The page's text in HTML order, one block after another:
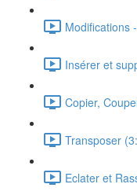
Modifications
Insérer et
Copier,
Transposer
Eclater et